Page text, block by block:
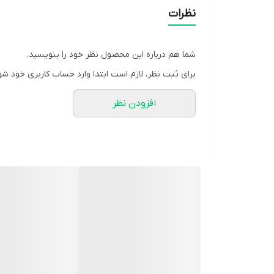
نظرات
شما هم درباره این محصول نظر خود را بنویسید.
برای ثبت نظر، لازم است ابتدا وارد حساب کاربری خود
افزودن نظر